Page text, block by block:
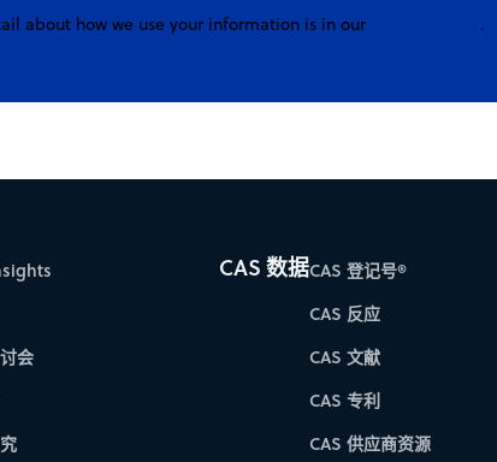
about how we use your information is in our .
会
CAS 数据CAS 登记号®
CAS 反应
CAS 文献
CAS 专利
CAS 供应商资源